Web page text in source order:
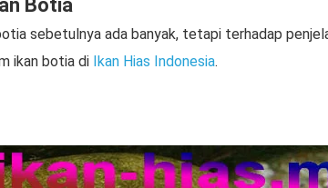
Botia
sebetulnya ada banyak, tetapi terhadap
ikan botia di Ikan Hias Indonesia.